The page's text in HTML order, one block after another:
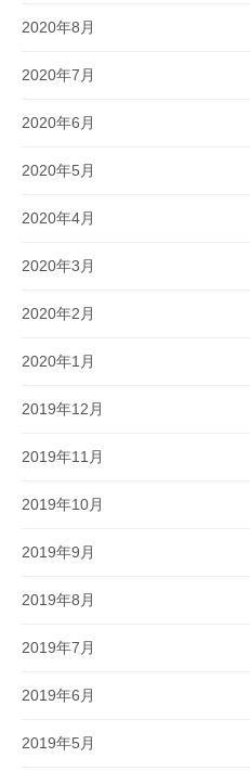
2020年8月
2020年7月
2020年6月
2020年5月
2020年4月
2020年3月
2020年2月
2020年1月
2019年12月
2019年11月
2019年10月
2019年9月
2019年8月
2019年7月
2019年6月
2019年5月